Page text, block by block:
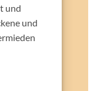
und
und